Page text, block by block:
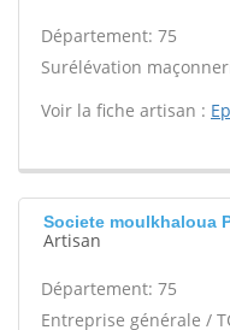
Département: 75
Surélévation
Voir la fiche artisan :
Societe moulkhaloua
Artisan
Département: 75
Entreprise générale /